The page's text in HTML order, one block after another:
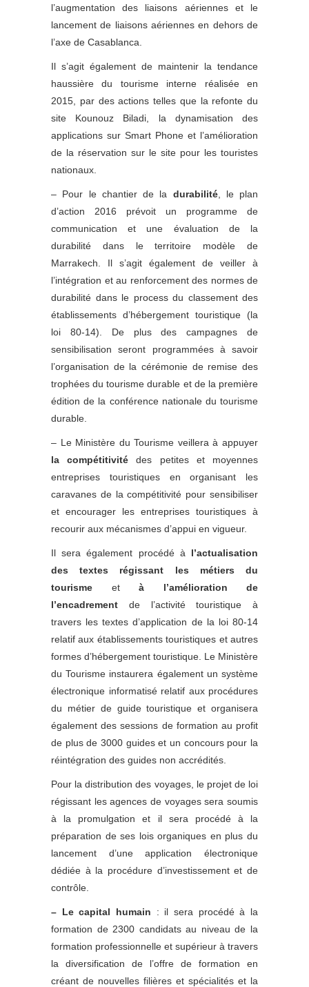
l’augmentation des liaisons aériennes et le
lancement de liaisons aériennes en dehors de
l’axe de Casablanca.
Il s’agit également de maintenir la tendance
haussière du tourisme interne réalisée en
2015, par des actions telles que la refonte du
site Kounouz Biladi, la dynamisation des
applications sur Smart Phone et l’amélioration
de la réservation sur le site pour les touristes
nationaux.
– Pour le chantier de la durabilité, le plan
d’action 2016 prévoit un programme de
communication et une évaluation de la
durabilité dans le territoire modèle de
Marrakech. Il s’agit également de veiller à
l’intégration et au renforcement des normes de
durabilité dans le process du classement des
établissements d’hébergement touristique (la
loi 80-14). De plus des campagnes de
sensibilisation seront programmées à savoir
l’organisation de la cérémonie de remise des
trophées du tourisme durable et de la première
édition de la conférence nationale du tourisme
durable.
– Le Ministère du Tourisme veillera à appuyer
la compétitivité des petites et moyennes
entreprises touristiques en organisant les
caravanes de la compétitivité pour sensibiliser
et encourager les entreprises touristiques à
recourir aux mécanismes d’appui en vigueur.
Il sera également procédé à l’actualisation
des textes régissant les métiers du
tourisme et à l’amélioration de
l’encadrement de l’activité touristique à
travers les textes d’application de la loi 80-14
relatif aux établissements touristiques et autres
formes d’hébergement touristique. Le Ministère
du Tourisme instaurera également un système
électronique informatisé relatif aux procédures
du métier de guide touristique et organisera
également des sessions de formation au profit
de plus de 3000 guides et un concours pour la
réintégration des guides non accrédités.
Pour la distribution des voyages, le projet de loi
régissant les agences de voyages sera soumis
à la promulgation et il sera procédé à la
préparation de ses lois organiques en plus du
lancement d’une application électronique
dédiée à la procédure d’investissement et de
contrôle.
– Le capital humain : il sera procédé à la
formation de 2300 candidats au niveau de la
formation professionnelle et supérieur à travers
la diversification de l’offre de formation en
créant de nouvelles filières et spécialités et la